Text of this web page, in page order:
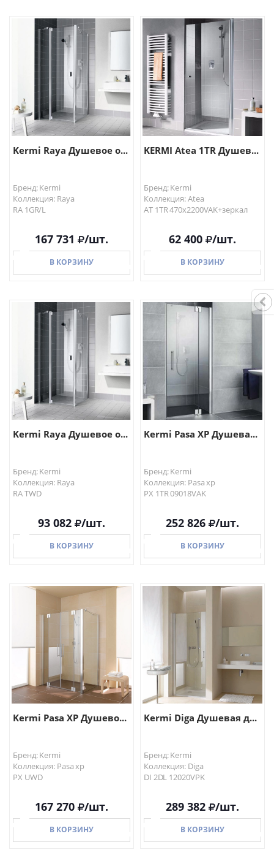
В КОРЗИНУ В КОРЗИНУ
Kermi Raya Душевое о...
Бренд: Kermi
Коллекция: Raya
RA 1GR/L
167 731 /шт.
В КОРЗИНУ
В КОРЗИНУ
KERMI Atea 1TR Душев...
Бренд: Kermi
Коллекция: Atea
AT 1TR 470x2200VAK+зеркал
62 400 /шт.
В КОРЗИНУ
Kermi Raya Душевое о...
Бренд: Kermi
Коллекция: Raya
RA TWD
93 082 /шт.
В КОРЗИНУ
В КОРЗИНУ
Kermi Pasa XP Душева...
Бренд: Kermi
Коллекция: Pasa xp
PX 1TR 09018VAK
252 826 /шт.
В КОРЗИНУ
В КОРЗИНУ
Kermi Pasa XP Душево...
Бренд: Kermi
Коллекция: Pasa xp
PX UWD
167 270 /шт.
В КОРЗИНУ
Kermi Diga Душевая д...
Бренд: Kermi
Коллекция: Diga
DI 2DL 12020VPK
289 382 /шт.
В КОРЗИНУ